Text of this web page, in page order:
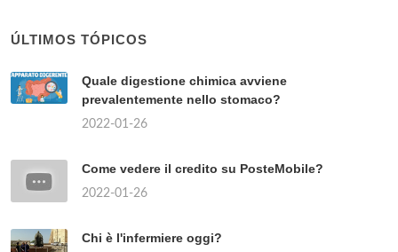
ÚLTIMOS TÓPICOS
Quale digestione chimica avviene
prevalentemente nello stomaco?
2022-01-26
Come vedere il credito su PosteMobile?
2022-01-26
Chi è l'infermiere oggi?